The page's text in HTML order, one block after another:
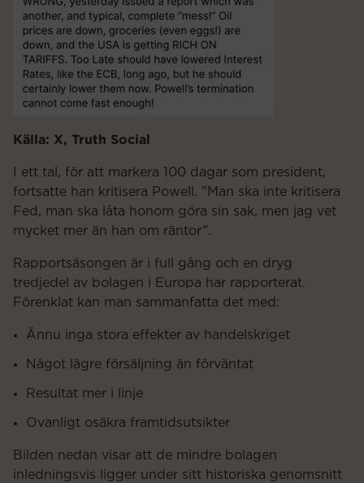
Källa: X, Truth Social
I ett tal, för att markera 100 dagar som president,
fortsatte han kritisera Powell. ”Man ska inte kritisera
Fed, man ska låta honom göra sin sak, men jag vet
mycket mer än han om räntor”.
Rapportsäsongen är i full gång och en dryg
tredjedel av bolagen i Europa har rapporterat.
Förenklat kan man sammanfatta det med:
Ännu inga stora effekter av handelskriget
Något lägre försäljning än förväntat
Resultat mer i linje
Ovanligt osäkra framtidsutsikter
Bilden nedan visar att de mindre bolagen
inledningsvis ligger under sitt historiska genomsnitt